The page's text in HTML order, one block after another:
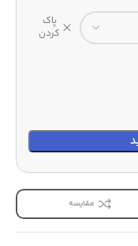
پاک
کردن
مقایسه